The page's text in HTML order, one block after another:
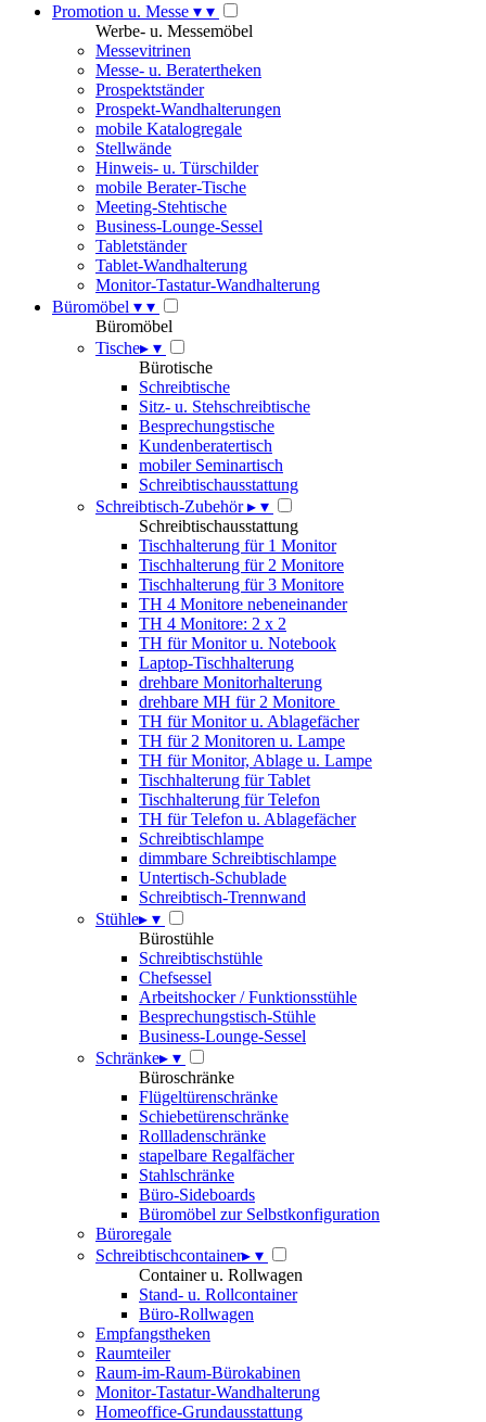
Promotion u. Messe ▾ ▾
Werbe- u. Messemöbel
Messevitrinen
Messe- u. Beratertheken
Prospektständer
Prospekt-Wandhalterungen
mobile Katalogregale
Stellwände
Hinweis- u. Türschilder
mobile Berater-Tische
Meeting-Stehtische
Business-Lounge-Sessel
Tabletständer
Tablet-Wandhalterung
Monitor-Tastatur-Wandhalterung
Büromöbel ▾ ▾
Büromöbel
Tische▸ ▾
Bürotische
Schreibtische
Sitz- u. Stehschreibtische
Besprechungstische
Kundenberatertisch
mobiler Seminartisch
Schreibtischausstattung
Schreibtisch-Zubehör▸ ▾
Schreibtischausstattung
Tischhalterung für 1 Monitor
Tischhalterung für 2 Monitore
Tischhalterung für 3 Monitore
TH 4 Monitore nebeneinander
TH 4 Monitore: 2 x 2
TH für Monitor u. Notebook
Laptop-Tischhalterung
drehbare Monitorhalterung
drehbare MH für 2 Monitore
TH für Monitor u. Ablagefächer
TH für 2 Monitoren u. Lampe
TH für Monitor, Ablage u. Lampe
Tischhalterung für Tablet
Tischhalterung für Telefon
TH für Telefon u. Ablagefächer
Schreibtischlampe
dimmbare Schreibtischlampe
Untertisch-Schublade
Schreibtisch-Trennwand
Stühle▸ ▾
Bürostühle
Schreibtischstühle
Chefsessel
Arbeitshocker / Funktionsstühle
Besprechungstisch-Stühle
Business-Lounge-Sessel
Schränke▸ ▾
Büroschränke
Flügeltürenschränke
Schiebetürenschränke
Rollladenschränke
stapelbare Regalfächer
Stahlschränke
Büro-Sideboards
Büromöbel zur Selbstkonfiguration
Büroregale
Schreibtischcontainer▸ ▾
Container u. Rollwagen
Stand- u. Rollcontainer
Büro-Rollwagen
Empfangstheken
Raumteiler
Raum-im-Raum-Bürokabinen
Monitor-Tastatur-Wandhalterung
Homeoffice-Grundausstattung